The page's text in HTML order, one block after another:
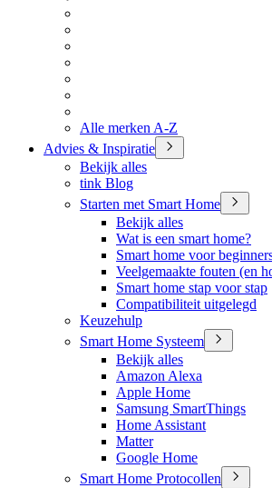
Alle merken A-Z
Advies & Inspiratie
Bekijk alles
tink Blog
Starten met Smart Home
Bekijk alles
Wat is een smart home?
Smart home voor
Veelgemaakte fouten (en
Smart home stap voor stap
Compatibiliteit uitgelegd
Keuzehulp
Smart Home Systeem
Bekijk alles
Amazon Alexa
Apple Home
Samsung SmartThings
Home Assistant
Matter
Google Home
Smart Home Protocollen